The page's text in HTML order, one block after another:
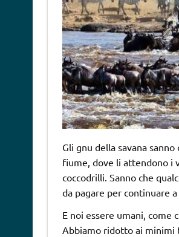
Gli gnu della savana
fiume, dove li attendono i
coccodrilli. Sanno che
da pagare per continuare
E noi essere umani, come
Abbiamo ridotto ai minimi